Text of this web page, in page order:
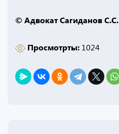
© Адвокат Сагиданов С.С.
Просмотрты: 1024